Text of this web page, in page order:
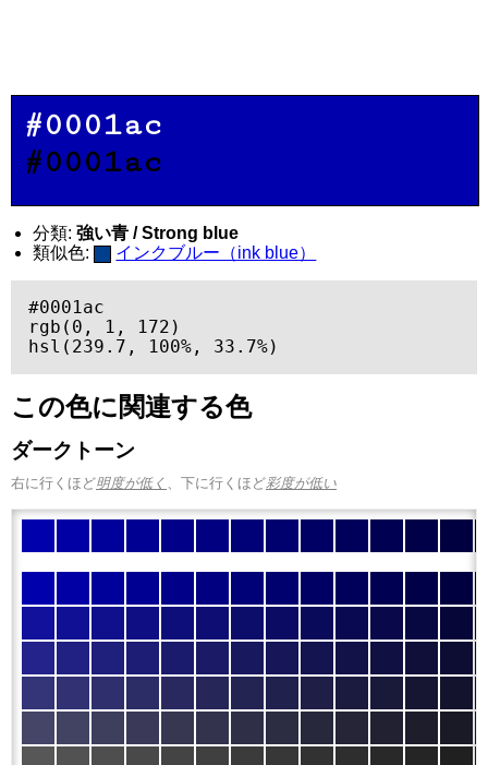
#0001ac
#0001ac
分類: 強い青 / Strong blue
類似色:
インクブルー（ink blue）
#0001ac
rgb(0, 1, 172)
hsl(239.7, 100%, 33.7%)
この色に関連する色
ダークトーン
右に行くほど明度が低く 、下に行くほど彩度が低い